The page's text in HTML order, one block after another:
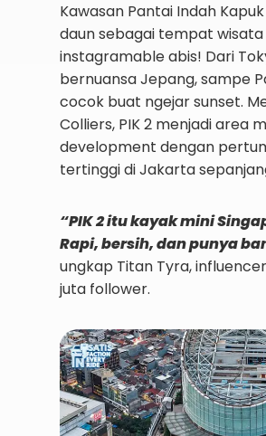
Kawasan Pantai Indah
daun sebagai tempat
instagramable abis! Dari
bernuansa Jepang, sampe
cocok buat ngejar sunset.
Colliers, PIK 2 menjadi area
development dengan
tertinggi di Jakarta
“PIK 2 itu kayak mini
Rapi, bersih, dan punya
ungkap Titan Tyra,
juta follower.